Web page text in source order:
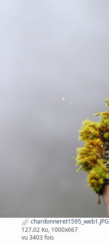
chardonneret1595_web1.JPG
127.02 Ko, 1000x667
vu 3403 fois